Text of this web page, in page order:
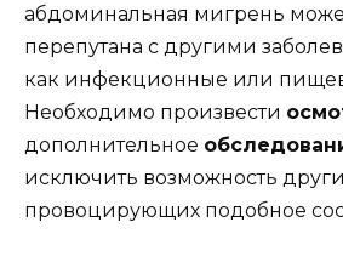
абдоминальная мигрень
перепутана с другими
как инфекционные или
Необходимо произвести
дополнительное
исключить возможность
провоцирующих подобное